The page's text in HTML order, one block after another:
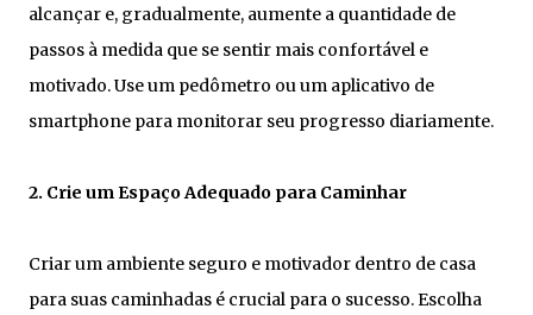
alcançar e, gradualmente, aumente a quantidade de
passos à medida que se sentir mais confortável e
motivado. Use um pedômetro ou um aplicativo de
smartphone para monitorar seu progresso diariamente.
2. Crie um Espaço Adequado para Caminhar
Criar um ambiente seguro e motivador dentro de casa
para suas caminhadas é crucial para o sucesso. Escolha